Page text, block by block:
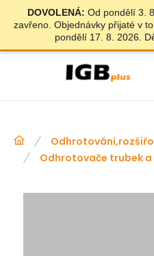
DOVOLENÁ: Od pondělí 3.
zavřeno. Objednávky přijaté v
pondělí 17. 8. 2026.
Odhrotovače trubek